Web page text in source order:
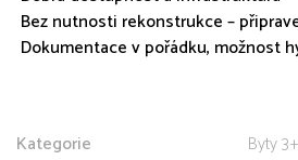
Bez nutnosti rekonstrukce –
Dokumentace v pořádku, možnost
Kategorie
Byty